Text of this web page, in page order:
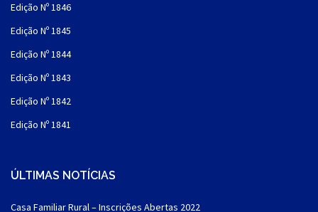
Edição Nº 1846
Edição Nº 1845
Edição Nº 1844
Edição Nº 1843
Edição Nº 1842
Edição Nº 1841
ÚLTIMAS NOTÍCIAS
Casa Familiar Rural – Inscrições Abertas 2022